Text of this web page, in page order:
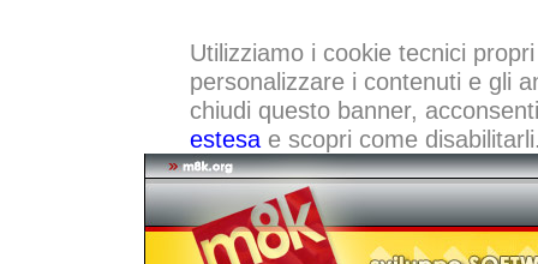
Utilizziamo i cookie tecnici
personalizzare i contenuti e gli
chiudi questo banner,
estesae scopri come